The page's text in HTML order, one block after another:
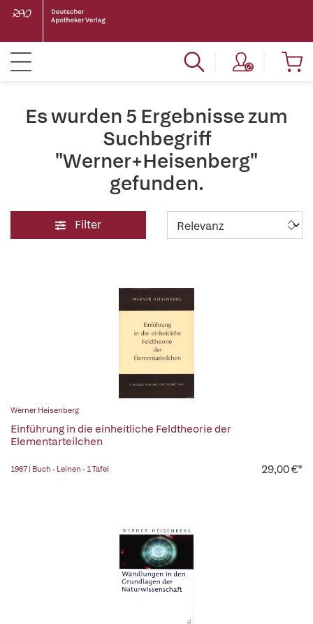
Es wurden 5 Ergebnisse zum
Suchbegriff
"Werner+Heisenberg"
gefunden.
Filter
Werner Heisenberg
Einführung in die einheitliche Feldtheorie der
Elementarteilchen
1967 | Buch - Leinen - 1 Tafel 29,00 €*